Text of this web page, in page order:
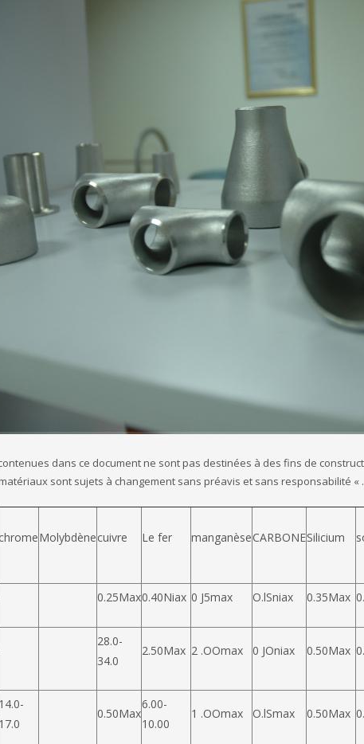
dans ce document ne sont pas destinées à des fins de
sont sujets à changement sans préavis et sans responsabilité « .
chromeMolybdènecuivre Le fer manganèseCARBONESilicium
0.25Max0.40Niax 0 J5max O.lSniax 0.35Max
28.0-
34.0
2.50Max 2 .OOmax 0 JOniax 0.50Max
14.0-
17.0
0.50Max
6.00-
10.00
1 .OOmax O.lSmax 0.50Max